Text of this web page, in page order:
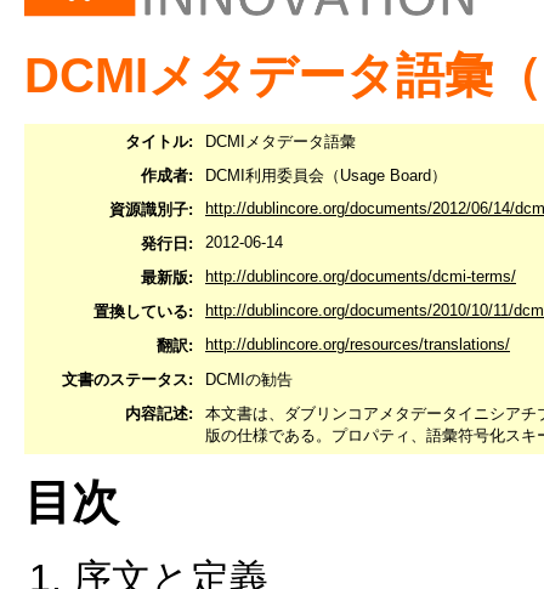
DCMIメタデータ語彙
タイトル:
DCMIメタデータ語彙
作成者:
DCMI利用委員会（Usage Board）
資源識別子:
http://dublincore.org/documents/2012/06/14/
発行日:
2012-06-14
最新版:
http://dublincore.org/documents/dcmi-terms/
置換している:
http://dublincore.org/documents/2010/10/11/
翻訳:
http://dublincore.org/resources/translations/
文書のステータス:
DCMIの勧告
内容記述:
本文書は、ダブリンコアメタデータイニシア
版の仕様である。プロパティ、語彙符号化ス
目次
序文と定義